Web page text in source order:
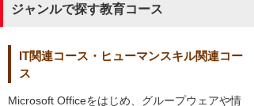
ジャンルで探す教育コース
IT関連コース・ヒューマンスキル関連コー
ス
Microsoft Officeをはじめ、グループウェアや情